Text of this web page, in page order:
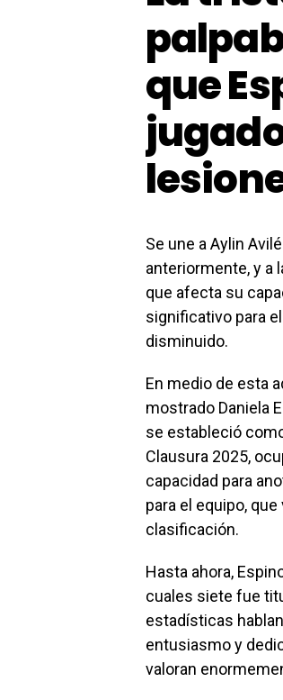
que
Se une a Aylin
anteriormente, y a
que afecta su
significativo para
disminuido.
En medio de esta
mostrado Daniela
se estableció
Clausura 2025,
capacidad para
para el equipo,
clasificación.
Hasta ahora,
cuales siete fue
estadísticas
entusiasmo y
valoran